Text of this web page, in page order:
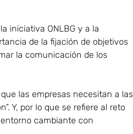
iniciativa ONLBG y a la
de la fijación de objetivos
la comunicación de los
las empresas necesitan a las
Y, por lo que se refiere al reto
cambiante con